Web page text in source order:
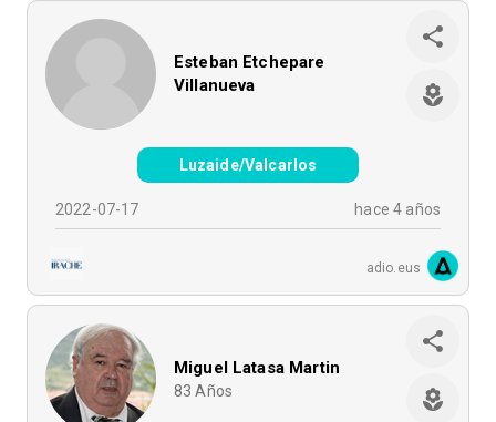
Esteban Etchepare
Villanueva
Luzaide/Valcarlos
2022-07-17 hace 4 años
adio.eus
Miguel Latasa Martin
83 Años